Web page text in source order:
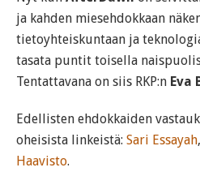
ja kahden miesehdokkaan
tietoyhteiskuntaan ja
tasata puntit toisella
Tentattavana on siis RKP:n Eva
Edellisten ehdokkaiden
oheisista linkeistä: Sari Essayah,
Haavisto.